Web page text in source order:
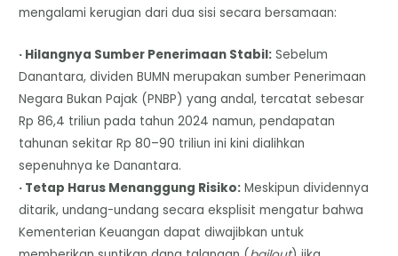
mengalami kerugian dari dua sisi secara bersamaan:
· Hilangnya Sumber Penerimaan Stabil: Sebelum
Danantara, dividen BUMN merupakan sumber Penerimaan
Negara Bukan Pajak (PNBP) yang andal, tercatat sebesar
Rp 86,4 triliun pada tahun 2024 namun, pendapatan
tahunan sekitar Rp 80–90 triliun ini kini dialihkan
sepenuhnya ke Danantara.
· Tetap Harus Menanggung Risiko: Meskipun dividennya
ditarik, undang-undang secara eksplisit mengatur bahwa
Kementerian Keuangan dapat diwajibkan untuk